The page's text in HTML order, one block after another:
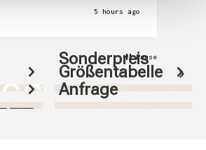
aber auch relativ teuer.
5 hours ago
Pause
Größentabelle
Sonderpreis
Anfrage